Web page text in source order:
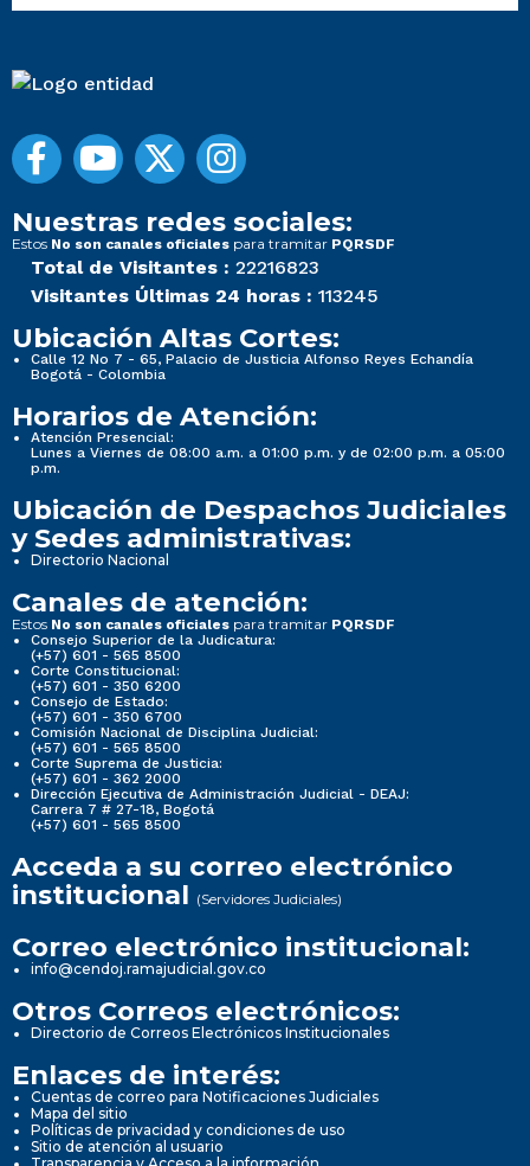
Nuestras redes sociales:
Estos No son canales oficiales para tramitar PQRSDF
Total de Visitantes : 22216823
Visitantes Últimas 24 horas : 113245
Ubicación Altas Cortes:
Calle 12 No 7 - 65, Palacio de Justicia Alfonso Reyes Echandía
Bogotá - Colombia
Horarios de Atención:
Atención Presencial:
Lunes a Viernes de 08:00 a.m. a 01:00 p.m. y de 02:00 p.m. a 05:00
p.m.
Ubicación de Despachos Judiciales
y Sedes administrativas:
Directorio Nacional
Canales de atención:
Estos No son canales oficiales para tramitar PQRSDF
Consejo Superior de la Judicatura:
(+57) 601 - 565 8500
Corte Constitucional:
(+57) 601 - 350 6200
Consejo de Estado:
(+57) 601 - 350 6700
Comisión Nacional de Disciplina Judicial:
(+57) 601 - 565 8500
Corte Suprema de Justicia:
(+57) 601 - 362 2000
Dirección Ejecutiva de Administración Judicial - DEAJ:
Carrera 7 # 27-18, Bogotá
(+57) 601 - 565 8500
Acceda a su correo electrónico
institucional (Servidores Judiciales)
Correo electrónico institucional:
info@cendoj.ramajudicial.gov.co
Otros Correos electrónicos:
Directorio de Correos Electrónicos Institucionales
Enlaces de interés:
Cuentas de correo para Notificaciones Judiciales
Mapa del sitio
Políticas de privacidad y condiciones de uso
Sitio de atención al usuario